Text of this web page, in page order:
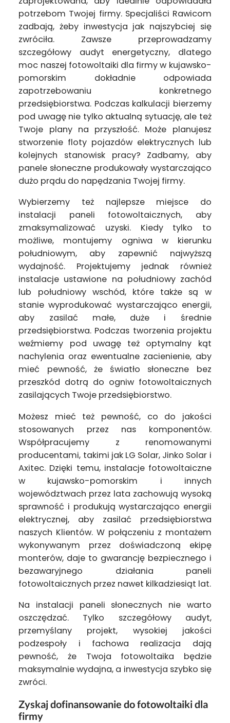
potrzebom Twojej firmy. Specjaliści Rawicom
zadbają, żeby inwestycja jak najszybciej się
zwróciła. Zawsze przeprowadzamy
szczegółowy audyt energetyczny, dlatego
moc naszej fotowoltaiki dla firmy w kujawsko-
pomorskim dokładnie odpowiada
zapotrzebowaniu konkretnego
przedsiębiorstwa. Podczas kalkulacji bierzemy
pod uwagę nie tylko aktualną sytuację, ale też
Twoje plany na przyszłość. Może planujesz
stworzenie floty pojazdów elektrycznych lub
kolejnych stanowisk pracy? Zadbamy, aby
panele słoneczne produkowały wystarczająco
dużo prądu do napędzania Twojej firmy.
Wybierzemy też najlepsze miejsce do
instalacji paneli fotowoltaicznych, aby
zmaksymalizować uzyski. Kiedy tylko to
możliwe, montujemy ogniwa w kierunku
południowym, aby zapewnić najwyższą
wydajność. Projektujemy jednak również
instalacje ustawione na południowy zachód
lub południowy wschód, które także są w
stanie wyprodukować wystarczająco energii,
aby zasilać małe, duże i średnie
przedsiębiorstwa. Podczas tworzenia projektu
weźmiemy pod uwagę też optymalny kąt
nachylenia oraz ewentualne zacienienie, aby
mieć pewność, że światło słoneczne bez
przeszkód dotrą do ogniw fotowoltaicznych
zasilających Twoje przedsiębiorstwo.
Możesz mieć też pewność, co do jakości
stosowanych przez nas komponentów.
Współpracujemy z renomowanymi
producentami, takimi jak LG Solar, Jinko Solar i
Axitec. Dzięki temu, instalacje fotowoltaiczne
w kujawsko-pomorskim i innych
województwach przez lata zachowują wysoką
sprawność i produkują wystarczająco energii
elektrycznej, aby zasilać przedsiębiorstwa
naszych Klientów. W połączeniu z montażem
wykonywanym przez doświadczoną ekipę
monterów, daje to gwarancję bezpiecznego i
bezawaryjnego działania paneli
fotowoltaicznych przez nawet kilkadziesiąt lat.
Na instalacji paneli słonecznych nie warto
oszczędzać. Tylko szczegółowy audyt,
przemyślany projekt, wysokiej jakości
podzespoły i fachowa realizacja dają
pewność, że Twoja fotowoltaika będzie
maksymalnie wydajna, a inwestycja szybko się
zwróci.
Zyskaj dofinansowanie do fotowoltaiki dla
firmy